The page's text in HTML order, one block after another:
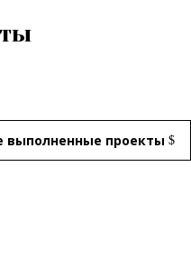
выполненные проекты